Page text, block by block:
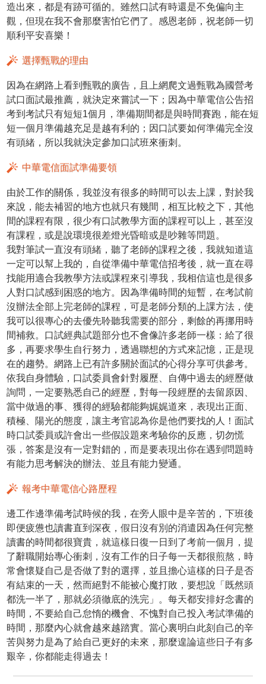
造出來，都是有跡可循的。雖然口試有時還是不免偏向主
觀，但現在我不會那麼害怕它們了。感恩老師，祝老師一切
順利平安喜樂！
選擇甄戰的理由
因為在網路上看到甄戰的廣告，且上網爬文過甄戰為國營考
試口面試最推薦，就決定來嘗試一下；因為中華電信公告招
考到考試只有短短1個月，準備期間都是與時間賽跑，能在短
短一個月準備越充足是越有利的；因口試要如何準備完全沒
有頭緒，所以我就決定參加口試班來衝刺。
中華電信面試準備要領
由於工作的關係，我並沒有很多的時間可以去上課，對於我
來說，能去補習的地方也就只有幾間，相互比較之下，其他
間的課程有限，很少有口試教學方面的課程可以上，甚至沒
有課程，或是說環境很差燈光昏暗或是吵雜等問題。
我對筆試一直沒有頭緒，聽了老師的課程之後，我就知道這
一定可以幫上我的，自從準備中華電信招考後，就一直在尋
找能用適合我教學方法或課程來引導我，我相信這也是很多
人對口試感到困惑的地方。因為準備時間的短暫，在考試前
沒辦法全部上完老師的課程，可是老師分類的上課方法，使
我可以很專心的去優先聆聽我需要的部分，剩餘的再挪用時
間補救。口試經典試題部分也不會像許多老師一樣：給了很
多，再要求學生自行努力，透過聯想的方式來記憶，正是現
在的趨勢。網路上已有許多關於面試的心得分享可供參考。
依我自身體驗，口試委員會針對履歷、自傳中過去的經歷做
詢問，一定要熟悉自己的經歷，對每一段經歷的去留原因、
當中做過的事、獲得的經驗都能夠娓娓道來，表現出正面、
積極、陽光的態度，讓主考官認為你是他們要找的人！面試
時口試委員或許會出一些假設題來考驗你的反應，切勿慌
張，答案是沒有一定對錯的，而是要表現出你在遇到問題時
有能力思考解決的辦法、並且有能力變通。
報考中華電信心路歷程
邊工作邊準備考試時候的我，在旁人眼中是辛苦的，下班後
即便疲憊也讀書直到深夜，假日沒有別的消遣因為任何完整
讀書的時間都很寶貴，就這樣日復一日到了考前一個月，提
了辭職開始專心衝刺，沒有工作的日子每一天都很煎熬，時
常會懷疑自己是否做了對的選擇，並且擔心這樣的日子是否
有結束的一天，然而絕對不能被心魔打敗，要想說「既然頭
都洗一半了，那就必須徹底的洗完」。每天都安排好念書的
時間，不要給自己怠惰的機會、不愧對自己投入考試準備的
時間，那麼內心就會越來越踏實。當心裏明白此刻自己的辛
苦與努力是為了給自己更好的未來，那麼遑論這些日子有多
艱辛，你都能走得過去！